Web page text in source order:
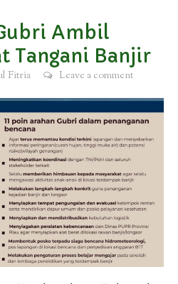
Ambil
Tangani Banjir
Fitria Leave a comment